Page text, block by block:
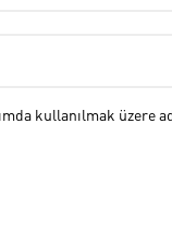
kullanılmak üzere